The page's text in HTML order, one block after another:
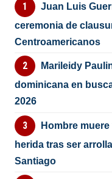
Juan Luis
ceremonia de
Centroamericanos
Marileidy
dominicana en
2026
Hombre
herida tras ser
Santiago